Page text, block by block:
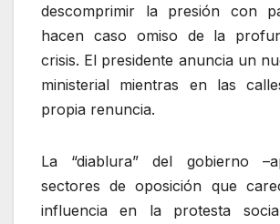
descomprimir la presión con
hacen caso omiso de la
crisis. El presidente anuncia un
ministerial mientras en las
propia renuncia.
La “diablura” del gobierno
sectores de oposición que
influencia en la protesta